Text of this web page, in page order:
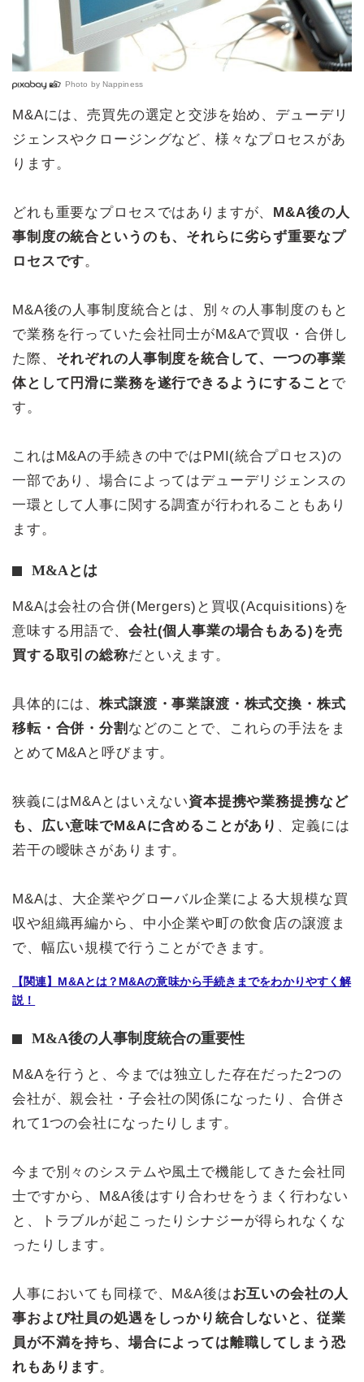
Photo by Nappiness
M&Aには、売買先の選定と交渉を始め、デューデリ
ジェンスやクロージングなど、様々なプロセスがあ
ります。
どれも重要なプロセスではありますが、
M&A後の人
事制度の統合というのも、それらに劣らず重要なプ
ロセスです。
M&A後の人事制度統合とは、別々の人事制度のもと
で業務を行っていた会社同士がM&Aで買収・合併し
た際、 それぞれの人事制度を統合して、一つの事業
体として円滑に業務を遂行できるようにすること で
す。
これはM&Aの手続きの中ではPMI(統合プロセス)の
一部であり、場合によってはデューデリジェンスの
一環として人事に関する調査が行われることもあり
ます。
M&Aとは
M&Aは会社の合併(Mergers)と買収(Acquisitions)を
意味する用語で、 会社(個人事業の場合もある)を売
買する取引の総称だといえます。
具体的には、株式譲渡・事業譲渡・株式交換・株式
移転・合併・分割 などのことで、これらの手法をま
とめてM&Aと呼びます。
狭義にはM&Aとはいえない資本提携や業務提携など
も、広い意味でM&Aに含めることがあり 、定義には
若干の曖昧さがあります。
M&Aは、大企業やグローバル企業による大規模な買
収や組織再編から、中小企業や町の飲食店の譲渡ま
で、幅広い規模で行うことができます。
【関連】M&Aとは？M&Aの意味から手続きまでをわかりやすく解
説！
M&A後の人事制度統合の重要性
M&Aを行うと、今までは独立した存在だった2つの
会社が、親会社・子会社の関係になったり、合併さ
れて1つの会社になったりします。
今まで別々のシステムや風土で機能してきた会社同
士ですから、M&A後はすり合わせをうまく行わない
と、トラブルが起こったりシナジーが得られなくな
ったりします。
人事においても同様で、M&A後はお互いの会社の人
事および社員の処遇をしっかり統合しないと、従業
員が不満を持ち、場合によっては離職してしまう恐
れもあります。